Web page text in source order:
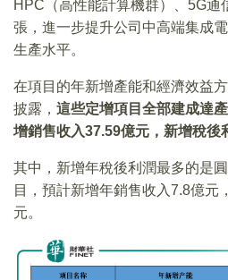
HPC（高性能計算機群）、5G通
張，進一步提升公司中高端集成
生產水平。
在項目的年新增產能和經濟效益
披露， 這些定增項目全部建成達
增銷售收入37.59億元，新增稅後
其中，新增年稅後利潤最多的是
目，預計新增年銷售收入7.8億元
元。